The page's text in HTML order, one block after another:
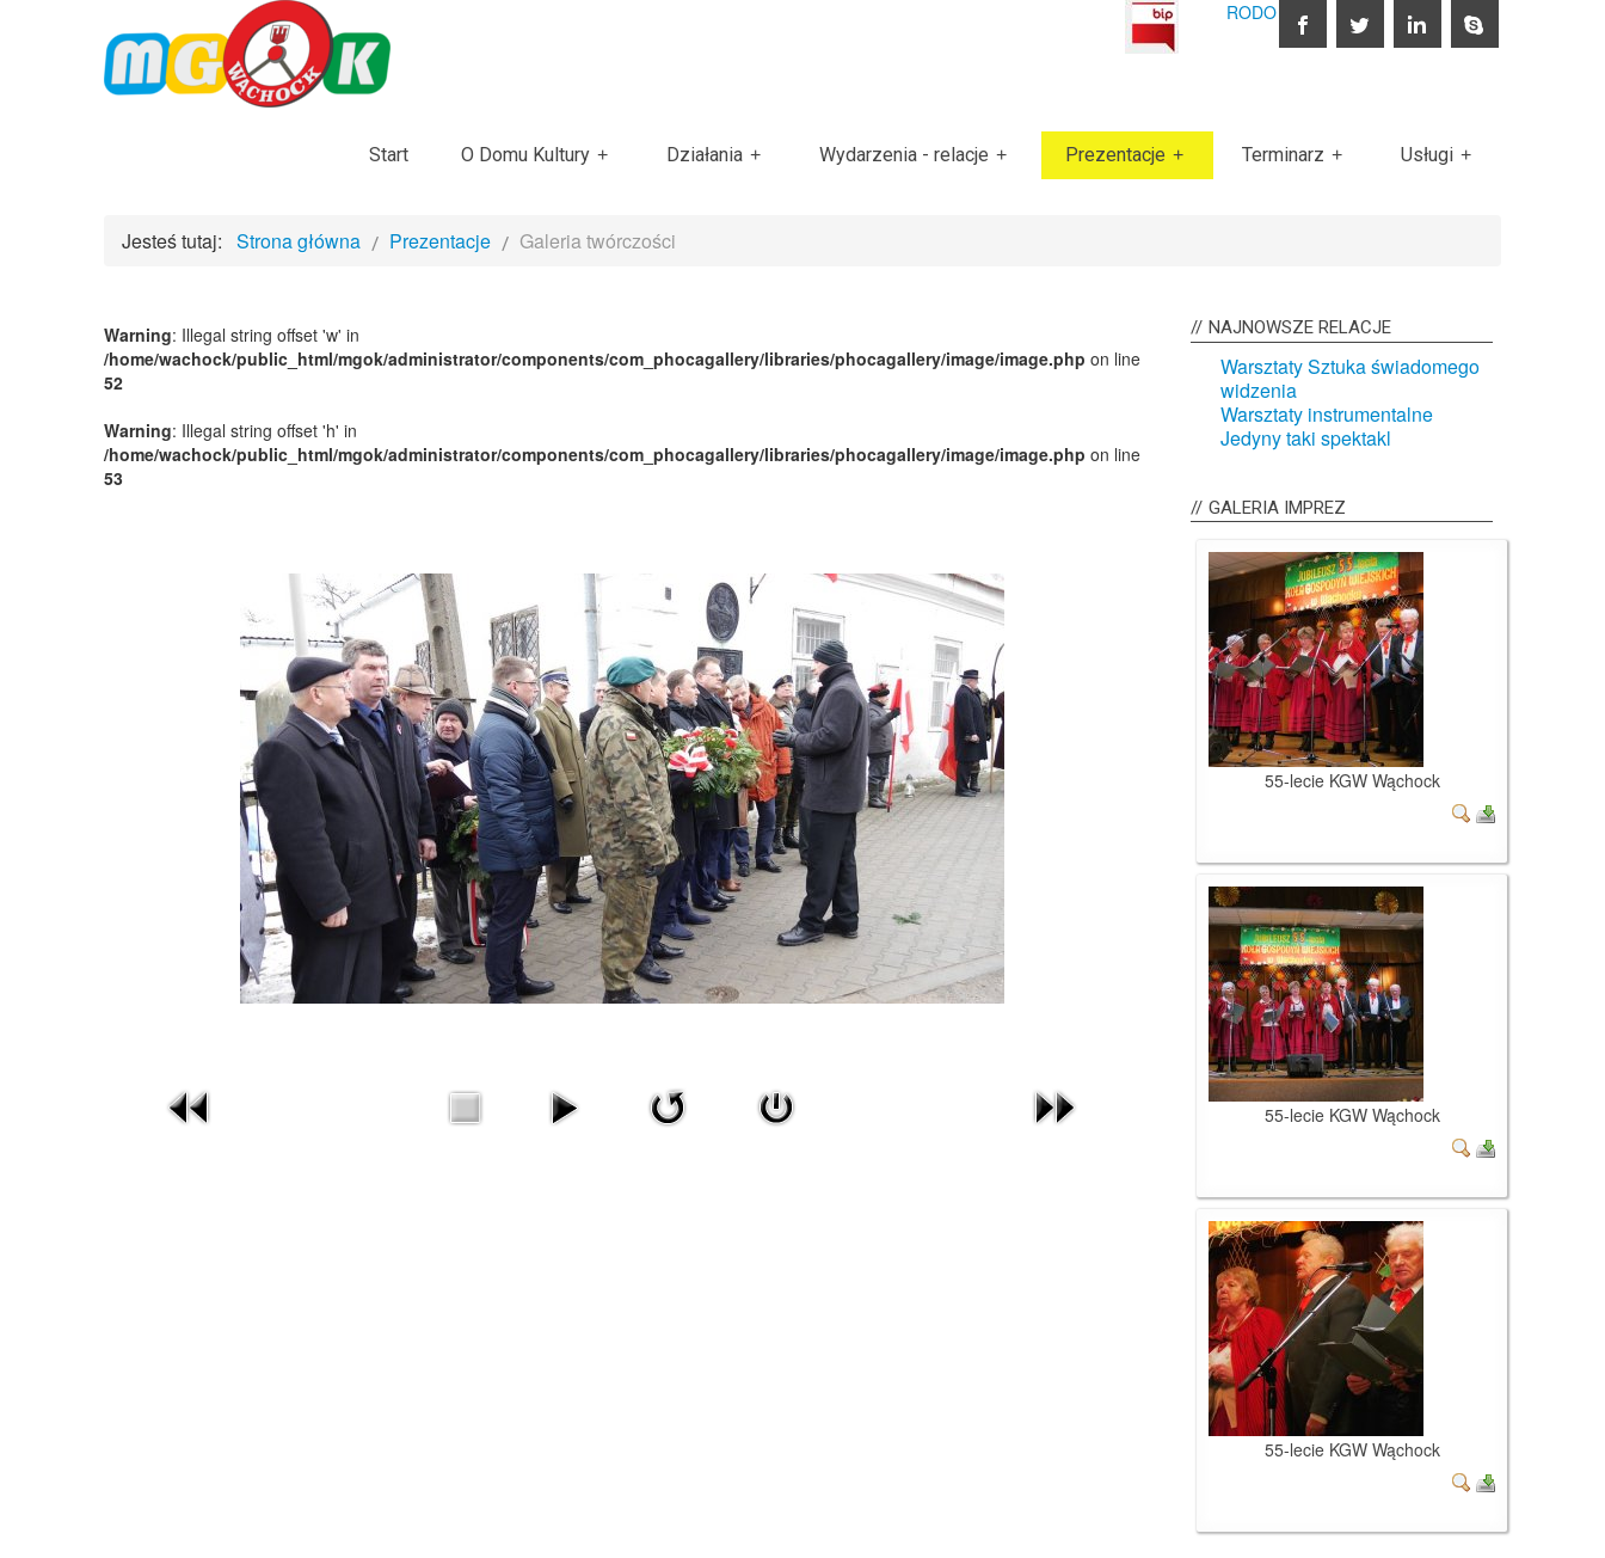
RODO
Start O Domu Kultury Działania Wydarzenia - relacje Prezentacje Terminarz Usługi
Jesteś tutaj: Strona główna Prezentacje Galeria twórczości
Warning: Illegal string offset 'w' in
/home/wachock/public_html/mgok/administrator/components/com_phocagallery/libraries/phocagallery/image/image.php on line
52
Warning: Illegal string offset 'h' in
/home/wachock/public_html/mgok/administrator/components/com_phocagallery/libraries/phocagallery/image/image.php on line
53
NAJNOWSZE RELACJE
Warsztaty Sztuka świadomego
widzenia
Warsztaty instrumentalne
Jedyny taki spektakl
GALERIA IMPREZ
55-lecie KGW Wąchock
55-lecie KGW Wąchock
55-lecie KGW Wąchock